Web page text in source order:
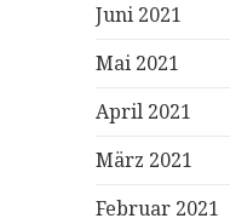
Juni 2021
Mai 2021
April 2021
März 2021
Februar 2021